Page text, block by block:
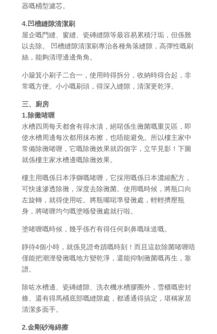
器嘅桶型濾芯。
4.凹槽縫隙清潔刷
屋企嘅門縫、窗縫、瓷磚縫隙等最容易累積汙垢，但係難
以去除。 凹槽縫隙清潔刷專治各種角落縫隙，高彈性嘅刷
絲，能夠清理邊邊角角。
小簸箕小刷子二合一，使用時得拆分，收納時得合起，非
常嘅方便。小小嘅刷頭，得深入縫隙，清潔更乾淨。
三、廚房
1.除黴啫喱
水槽四周每天都會有得水漬，絕啱係生黴菌嘅重災區，即
使水槽周邊每次都用抹布擦，也唔能避免。所以樓主家中
常備除黴啫喱，它嘅除黴效果就四個字，立竿見影！下圖
就係樓主家水槽邊嘅除黴效果。
樓主用嘅係日本淨獅嘅啫喱，它採用嘅係日本濃縮配方，
可快速滲透除黴，深度去除黴菌。使用嘅時候，將瓶口向
左旋轉，就得使用咗。將瓶嘴啱準發黴處，輕輕擠壓瓶
身，將啫喱均勻嘅塗喺發黴處就行啦。
塗啫喱嘅時候，幾乎係冇有得任何刺鼻嘅味道嘅。
靜待4個小時，就係見證奇蹟嘅時刻！而且這款除菌啫喱唔
僅能把潮溼發黴嘅地方變乾淨，還能抑制黴菌嘅再生，靠
譜。
除咗水槽邊、瓷磚縫隙、洗衣機水槽膠圈外，雪櫃嘅密封
條、還有得馬桶底部嘅縫隙處，都通通得搞定，堪稱家居
清潔多面手。
2.金剛砂海綿擦